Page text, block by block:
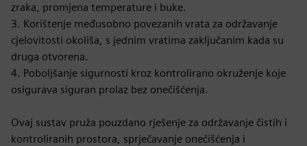
zraka, promjena temperature i buke.
3. Korištenje međusobno povezanih vrata za održavanje
cjelovitosti okoliša, s jednim vratima zaključanim kada su
druga otvorena.
4. Poboljšanje sigurnosti kroz kontrolirano okruženje koje
osigurava siguran prolaz bez onečišćenja.
Ovaj sustav pruža pouzdano rješenje za održavanje čistih i
kontroliranih prostora, sprječavanje onečišćenja i